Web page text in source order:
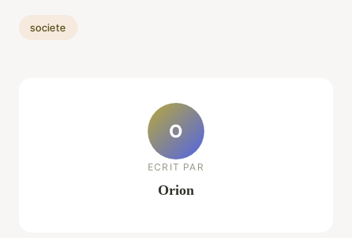
societe
O
ECRIT PAR
Orion